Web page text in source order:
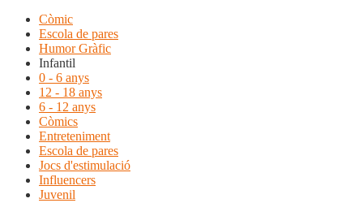
Còmic
Escola de pares
Humor Gràfic
Infantil
0 - 6 anys
12 - 18 anys
6 - 12 anys
Còmics
Entreteniment
Escola de pares
Jocs d'estimulació
Influencers
Juvenil